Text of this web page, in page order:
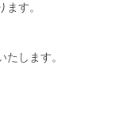
す。
します。